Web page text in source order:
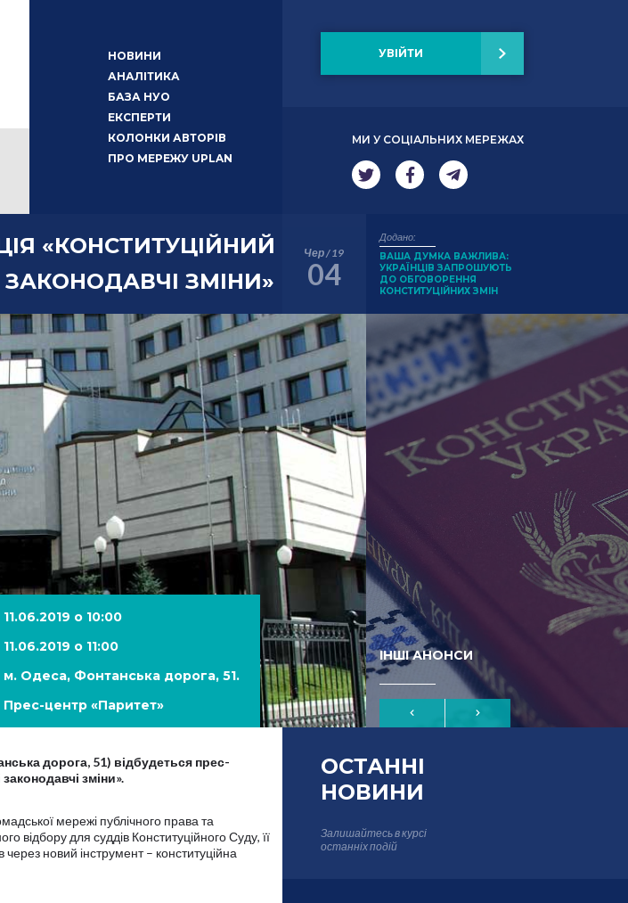
НОВИНИ
АНАЛІТИКА
БАЗА НУО
ЕКСПЕРТИ
КОЛОНКИ АВТОРІВ
ПРО МЕРЕЖУ UPLAN
УВІЙТИ
МИ У СОЦІАЛЬНИХ МЕРЕЖАХ
«КОНСТИТУЦІЙНИЙ
ЗАКОНОДАВЧІ ЗМІНИ»
Чер / 19
04
11.06.2019 о 10:00
11.06.2019 о 11:00
м. Одеса, Фонтанська дорога, 51.
Прес-центр «Паритет»
Додано:
ВАША ДУМКА ВАЖЛИВА:
УКРАЇНЦІВ ЗАПРОШУЮТЬ
ДО ОБГОВОРЕННЯ
КОНСТИТУЦІЙНИХ ЗМІН
ІНШІ АНОНСИ
дорога, 51) відбудеться прес-
зміни».
мережі публічного права та
відбору для суддів Конституційного Суду, її
новий інструмент – конституційна
ОСТАННІ
НОВИНИ
Залишайтесь в курсі
останніх подій